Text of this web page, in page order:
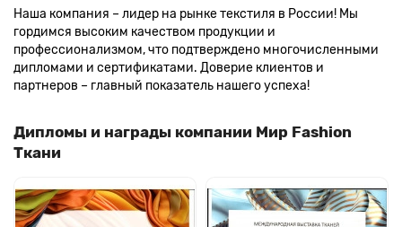
Наша компания – лидер на рынке текстиля в России! Мы
гордимся высоким качеством продукции и
профессионализмом, что подтверждено многочисленными
дипломами и сертификатами. Доверие клиентов и
партнеров – главный показатель нашего успеха!
Дипломы и награды компании Мир Fashion
Ткани